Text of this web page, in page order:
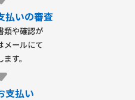
払いの審査
類や確認が
メールにて
す。
支払い